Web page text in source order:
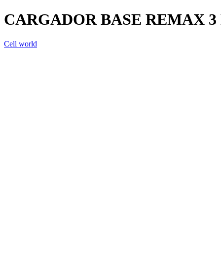
CARGADOR BASE REMAX 3
Cell world